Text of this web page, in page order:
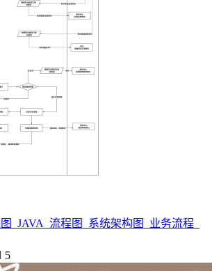
_JAVA_流程图_系统架构图_业务流程_
5